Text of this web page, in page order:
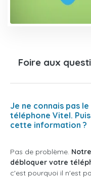
Foire aux
Je ne connais pas
téléphone Vitel.
cette information ?
Pas de problème.
débloquer votre
c'est pourquoi il n'est